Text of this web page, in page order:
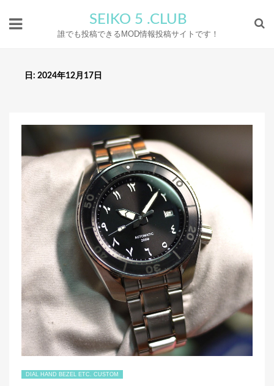
SEIKO 5 .CLUB
誰でも投稿できるMOD情報投稿サイトです！
日: 2024年12月17日
DIAL HAND BEZEL ETC. CUSTOM